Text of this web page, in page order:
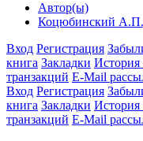
Автор(ы)
Коцюбинский
Вход Регистрация
книга Закладки История
транзакций E-Mail
Вход Регистрация
книга Закладки История
транзакций E-Mail